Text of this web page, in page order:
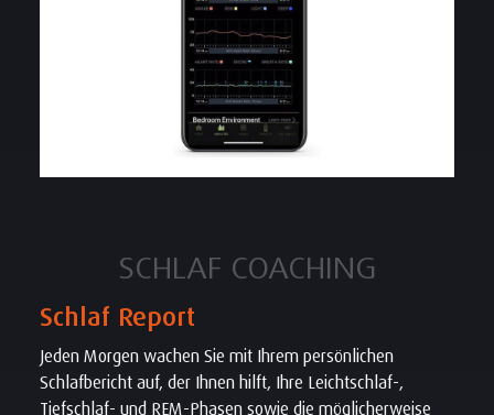
SCHLAF COACHING
Schlaf Report
Jeden Morgen wachen Sie mit Ihrem persönlichen
Schlafbericht auf, der Ihnen hilft, Ihre Leichtschlaf-,
Tiefschlaf- und REM-Phasen sowie die möglicherweise